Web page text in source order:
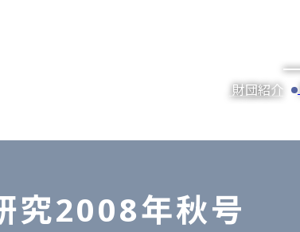
財団紹介
究2008年秋号